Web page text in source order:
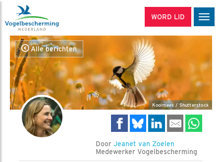
WORD LID
Alle berichten
Koolmees / Shutterstock
Door Jeanet van Zoelen
Medewerker Vogelbescherming